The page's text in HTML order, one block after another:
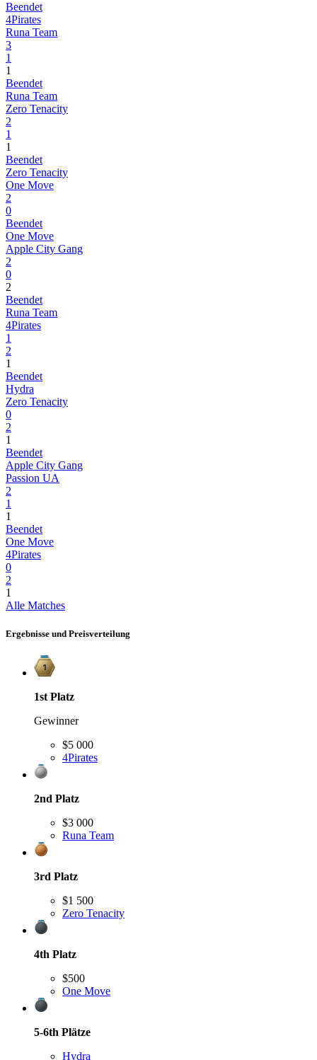
Beendet
4Pirates
Runa Team
3
1
1
Beendet
Runa Team
Zero Tenacity
2
1
1
Beendet
Zero Tenacity
One Move
2
0
Beendet
One Move
Apple City Gang
2
0
2
Beendet
Runa Team
4Pirates
1
2
1
Beendet
Hydra
Zero Tenacity
0
2
1
Beendet
Apple City Gang
Passion UA
2
1
1
Beendet
One Move
4Pirates
0
2
1
Alle Matches
Ergebnisse und Preisverteilung
1st Platz
Gewinner
$5 000
4Pirates
2nd Platz
$3 000
Runa Team
3rd Platz
$1 500
Zero Tenacity
4th Platz
$500
One Move
5-6th Plätze
Hydra